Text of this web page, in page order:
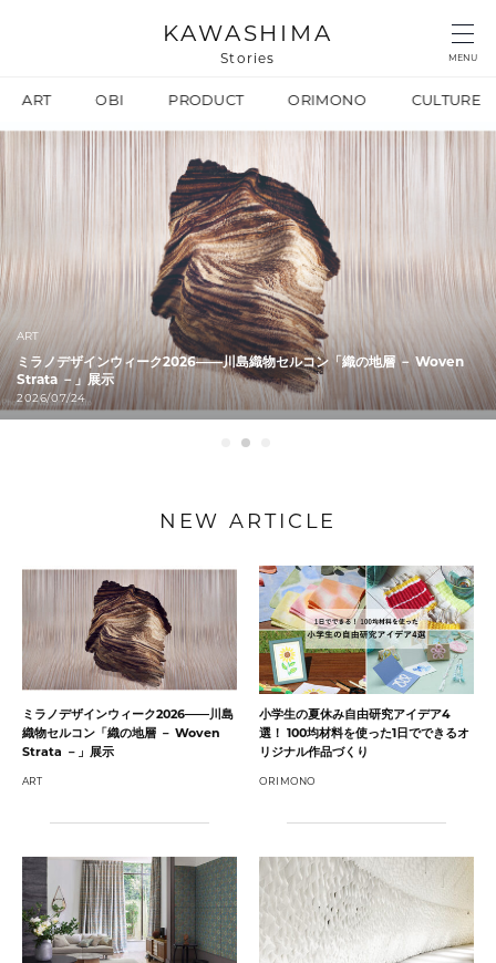
KAWASHIMA
Stories MENU
ART OBI PRODUCT ORIMONO CULTURE
ART
ミラノデザインウィーク2026——川島織物セルコン「織の地層 － Woven
Strata －」展示
2026/07/24
2
NEW ARTICLE
ミラノデザインウィーク2026——川島
織物セルコン「織の地層 － Woven
Strata －」展示
ART
小学生の夏休み自由研究アイデア4
選！ 100均材料を使った1日でできるオ
リジナル作品づくり
ORIMONO